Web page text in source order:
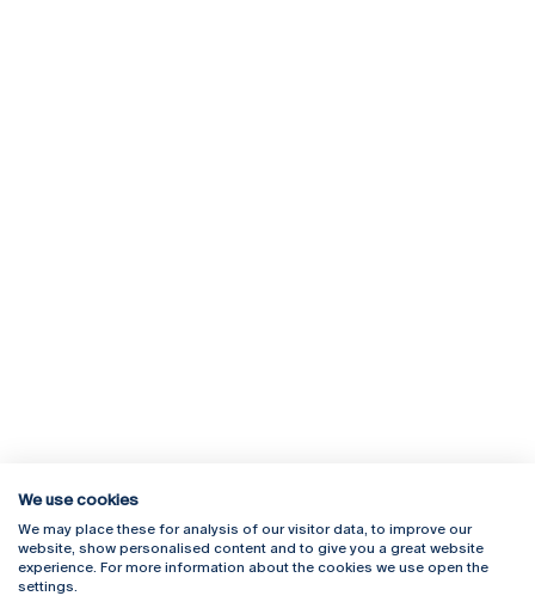
Rua Diogo Botelho 1327
4169-005 Porto
+351 226 196 240
Campus Online
Webmail
We use cookies
We may place these for analysis of our visitor data, to improve our
website, show personalised content and to give you a great website
experience. For more information about the cookies we use open the
settings.